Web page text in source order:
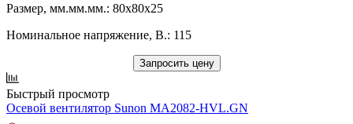
Размер, мм.мм.мм.: 80x80x25
Номинальное напряжение, В.: 115
Запросить цену
Быстрый просмотр
Осевой вентилятор Sunon MA2082-HVL.GN